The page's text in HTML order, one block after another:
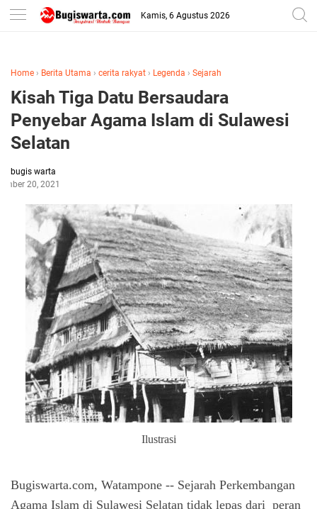
-->
Kamis, 6 Agustus 2026
Home › Berita Utama › cerita rakyat › Legenda › Sejarah
Kisah Tiga Datu Bersaudara
Penyebar Agama Islam di Sulawesi
Selatan
bugis warta
20, 2021
Ilustrasi
Bugiswarta.com, Watampone -- Sejarah Perkembangan
Agama Islam di Sulawesi Selatan tidak lepas dari peran